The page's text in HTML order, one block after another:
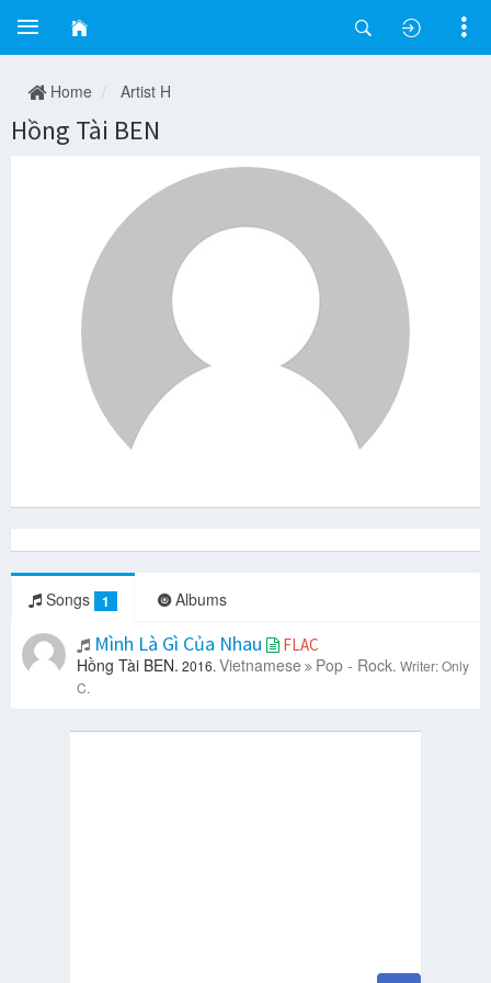
Home Artist H
Hồng Tài BEN
Songs 1 Albums
Mình Là Gì Của Nhau FLAC
Hồng Tài BEN. 2016. Vietnamese Pop - Rock. Writer: Only
C.